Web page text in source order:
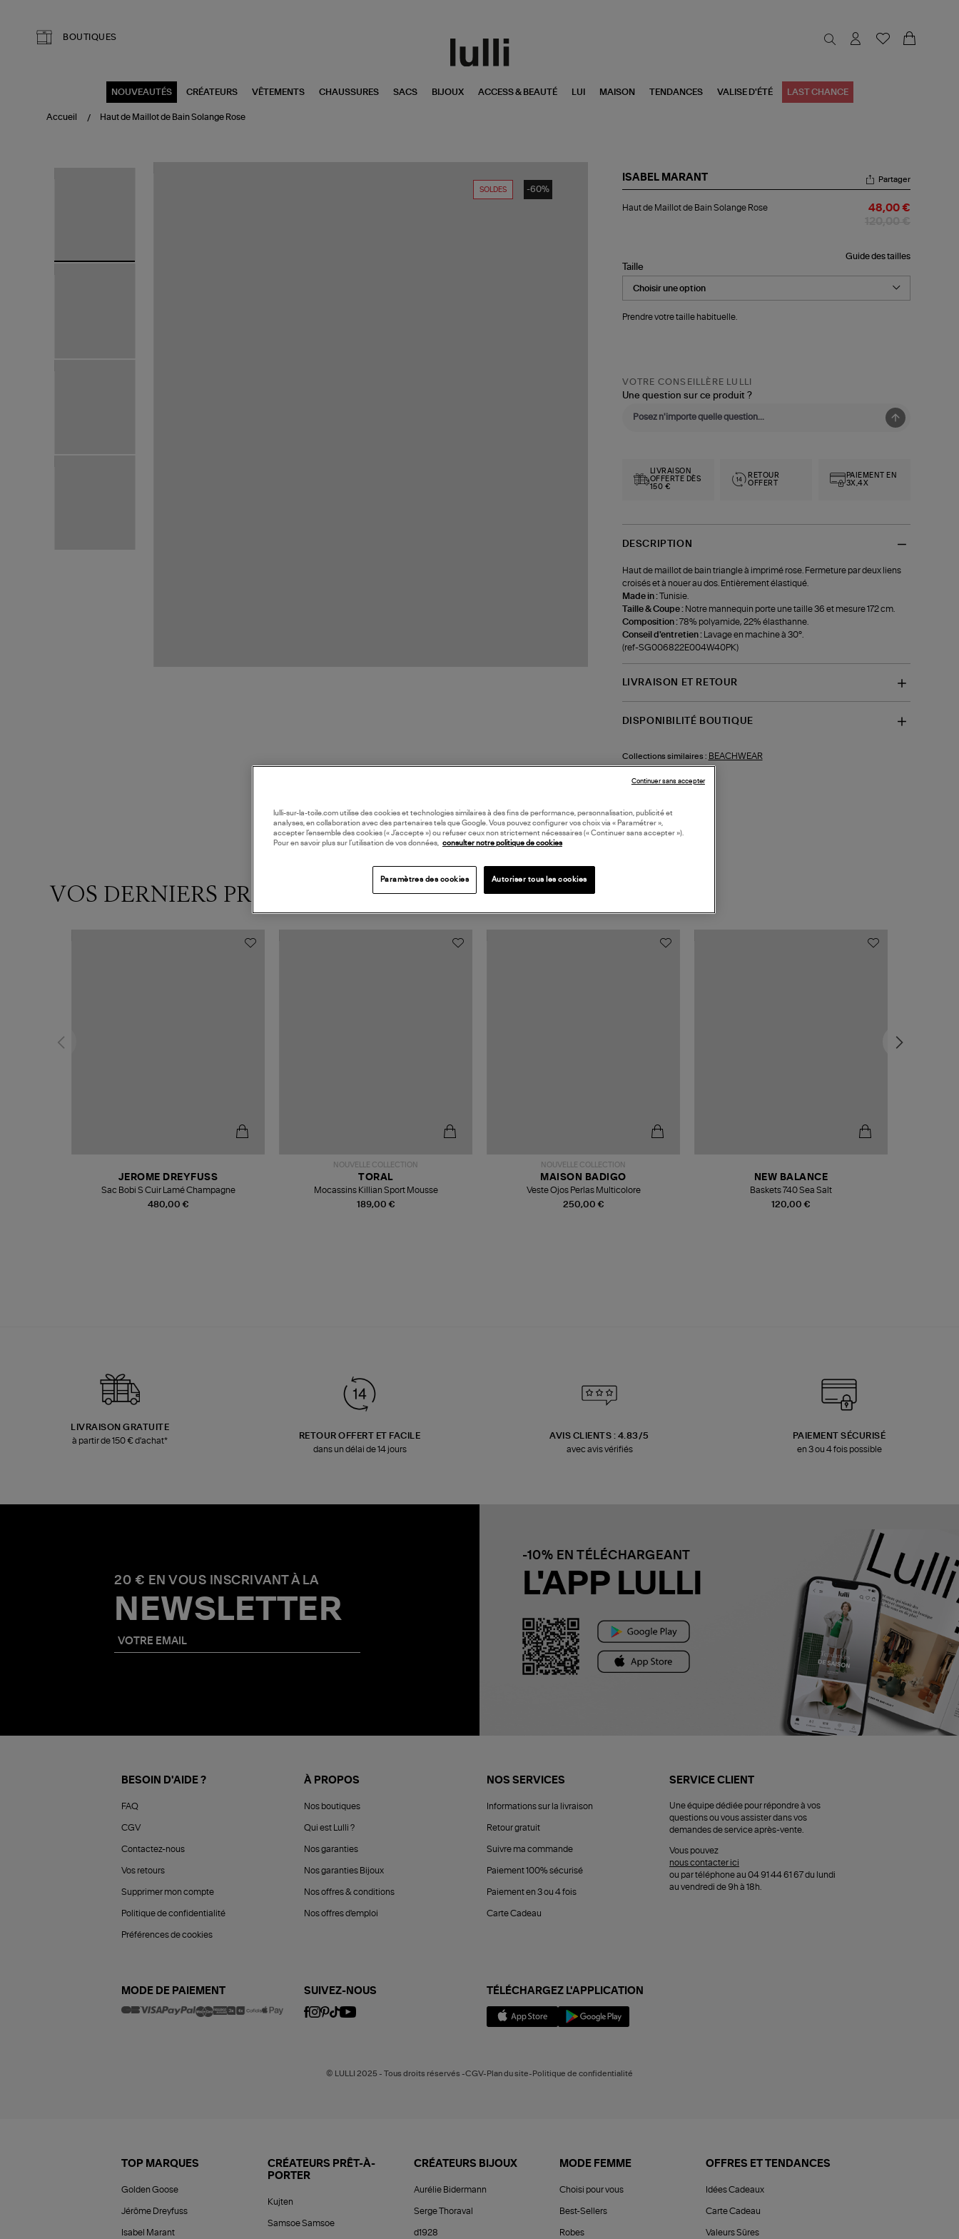
BOUTIQUES
NOUVEAUTÉS CRÉATEURS VÊTEMENTS CHAUSSURES SACS BIJOUX ACCESS & BEAUTÉ LUI MAISON TENDANCES VALISE D'ÉTÉ LAST CHANCE
Accueil Haut de Maillot de Bain Solange Rose
SOLDES -60%
ISABEL MARANT
de
Rose
Partager
Haut de Maillot de Bain Solange Rose 48,00 €
Guide des tailles
Taille
Prendre votre taille habituelle.
VOTRE CONSEILLÈRE LULLI
Une question sur ce produit ?
LIVRAISON
OFFERTE DÈS
150 €
RETOUR
OFFERT
PAIEMENT EN
3X,4X
DESCRIPTION
Haut de maillot de bain triangle à imprimé rose. Fermeture par deux liens
croisés et à nouer au dos. Entièrement élastiqué.
Made in :Tunisie.
Taille & Coupe : Notre mannequin porte une taille 36 et mesure 172 cm.
Composition :78% polyamide, 22% élasthanne.
Conseil d'entretien :
Lavage en machine à 30°.
(ref-SG006822E004W40PK)
LIVRAISON ET RETOUR
DISPONIBILITÉ BOUTIQUE
Collections similaires : BEACHWEAR
VOS DERNIERS PRODUITS VUS
480,00 €
JEROME DREYFUSS
Sac Bobi S Cuir Lamé Champagne
NOUVELLE COLLECTION
189,00 €
TORAL
Mocassins Killian Sport Mousse
NOUVELLE COLLECTION
250,00 €
MAISON BADIGO
Veste Ojos Perlas Multicolore
120,00 €
NEW BALANCE
Baskets 740 Sea Salt
LIVRAISON GRATUITE
à partir de 150 € d'achat*
RETOUR OFFERT ET FACILE
dans un délai de 14 jours
AVIS CLIENTS : 4.83/5
avec avis vérifiés
PAIEMENT SÉCURISÉ
en 3 ou 4 fois possible
20 € EN VOUS INSCRIVANT À LA
NEWSLETTER
-10% EN TÉLÉCHARGEANT
L'APP LULLI
BESOIN D'AIDE ?
FAQ
CGV
Contactez-nous
Vos retours
Supprimer mon compte
Politique de confidentialité
Préférences de cookies
À PROPOS
Nos boutiques
Qui est Lulli ?
Nos garanties
Nos garanties Bijoux
Nos offres & conditions
Nos offres d'emploi
NOS SERVICES
Informations sur la livraison
Retour gratuit
Suivre ma commande
Paiement 100% sécurisé
Paiement en 3 ou 4 fois
Carte Cadeau
SERVICE CLIENT
Une équipe dédiée pour répondre à vos
questions ou vous assister dans vos
demandes de service après-vente.
Vous pouvez
nous contacter ici
ou par téléphone au 04 91 44 61 67 du lundi
au vendredi de 9h à 18h.
MODE DE PAIEMENT SUIVEZ-NOUS TÉLÉCHARGEZ L'APPLICATION
© LULLI 2025 - Tous droits réservés -CGV-Plan du site-Politique de confidentialité
TOP MARQUES
Golden Goose
Jérôme Dreyfuss
Isabel Marant
CRÉATEURS PRÊT-À-
PORTER
Kujten
Samsoe Samsoe
CRÉATEURS BIJOUX
Aurélie Bidermann
Serge Thoraval
d1928
MODE FEMME
Choisi pour vous
Best-Sellers
Robes
OFFRES ET TENDANCES
Idées Cadeaux
Carte Cadeau
Valeurs Sûres
lulli-sur-la-toile.com utilise des cookies et technologies similaires à des fins de performance, personnalisation, publicité et
analyses, en collaboration avec des partenaires tels que Google. Vous pouvez configurer vos choix via « Paramétrer »,
accepter l’ensemble des cookies (« J’accepte ») ou refuser ceux non strictement nécessaires (« Continuer sans accepter »).
Pour en savoir plus sur l’utilisation de vos données,
consulter notre politique de cookies
Paramètres des cookies Autoriser tous les cookies
Continuer sans accepter